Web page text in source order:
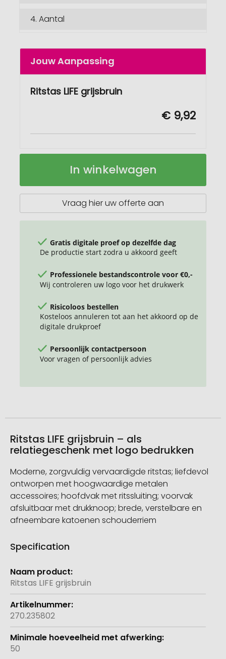
4. Aantal
Jouw Aanpassing
Ritstas LIFE grijsbruin
€ 9,92
LIFE
Op
In winkelwagen
Vraag hier uw offerte aan
Gratis digitale proef op dezelfde dag
De productie start zodra u akkoord geeft
Professionele bestandscontrole voor €0,-
Wij controleren uw logo voor het drukwerk
Risicoloos bestellen
Kosteloos annuleren tot aan het akkoord op de
digitale drukproef
Persoonlijk contactpersoon
Voor vragen of persoonlijk advies
Ritstas LIFE grijsbruin – als
relatiegeschenk met logo bedrukken
Moderne, zorgvuldig vervaardigde ritstas; liefdevol
ontworpen met hoogwaardige metalen
accessoires; hoofdvak met ritssluiting; voorvak
afsluitbaar met drukknoop; brede, verstelbare en
afneembare katoenen schouderriem
Specification
Meer
informatie
Ritstas LIFE grijsbruin
270.235802
50